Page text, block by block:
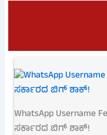
WhatsApp Username
ಸರ್ಕಾರದ ಬಿಗ್ ಶಾಕ್!